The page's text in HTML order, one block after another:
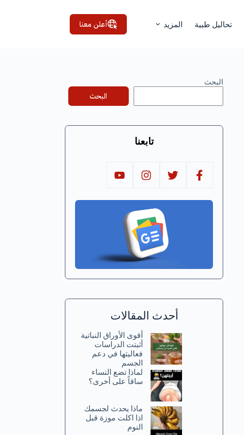
تحاليل طبية المزيد أعلن معنا
البحث
البحث
تابعنا
أحدث المقالات
أقوى الأوراق النباتية
أثبتت الدراسات
فعاليتها في دعم
الجسم
لماذا تضع النساء
ساقاً على أخرى؟
ماذا يحدث لجسمك
اذا اكلت موزة قبل
النوم